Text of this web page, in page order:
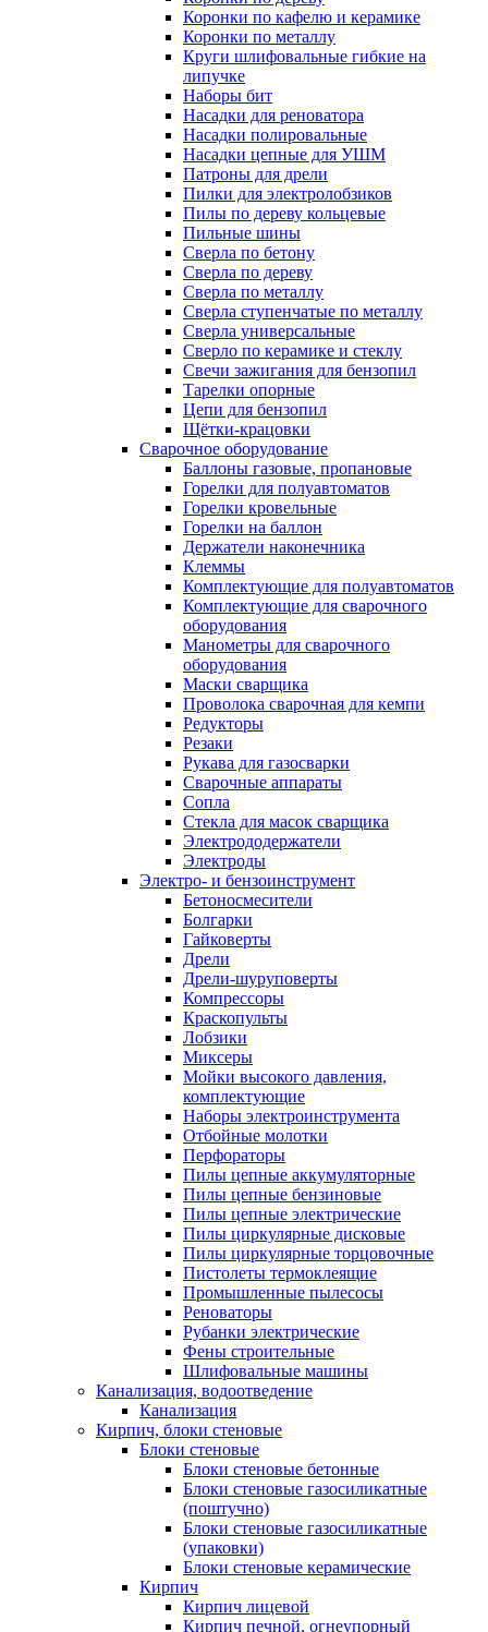
Коронки по кафелю и керамике
Коронки по металлу
Круги шлифовальные гибкие на
липучке
Наборы бит
Насадки для реноватора
Насадки полировальные
Насадки цепные для УШМ
Патроны для дрели
Пилки для электролобзиков
Пилы по дереву кольцевые
Пильные шины
Сверла по бетону
Сверла по дереву
Сверла по металлу
Сверла ступенчатые по металлу
Сверла универсальные
Сверло по керамике и стеклу
Свечи зажигания для бензопил
Тарелки опорные
Цепи для бензопил
Щётки-крацовки
Сварочное оборудование
Баллоны газовые, пропановые
Горелки для полуавтоматов
Горелки кровельные
Горелки на баллон
Держатели наконечника
Клеммы
Комплектующие для полуавтоматов
Комплектующие для сварочного
оборудования
Манометры для сварочного
оборудования
Маски сварщика
Проволока сварочная для кемпи
Редукторы
Резаки
Рукава для газосварки
Сварочные аппараты
Сопла
Стекла для масок сварщика
Электрододержатели
Электроды
Электро- и бензоинструмент
Бетоносмесители
Болгарки
Гайковерты
Дрели
Дрели-шуруповерты
Компрессоры
Краскопульты
Лобзики
Миксеры
Мойки высокого давления,
комплектующие
Наборы электроинструмента
Отбойные молотки
Перфораторы
Пилы цепные аккумуляторные
Пилы цепные бензиновые
Пилы цепные электрические
Пилы циркулярные дисковые
Пилы циркулярные торцовочные
Пистолеты термоклеящие
Промышленные пылесосы
Реноваторы
Рубанки электрические
Фены строительные
Шлифовальные машины
Канализация, водоотведение
Канализация
Кирпич, блоки стеновые
Блоки стеновые
Блоки стеновые бетонные
Блоки стеновые газосиликатные
(поштучно)
Блоки стеновые газосиликатные
(упаковки)
Блоки стеновые керамические
Кирпич
Кирпич лицевой
Кирпич печной, огнеупорный